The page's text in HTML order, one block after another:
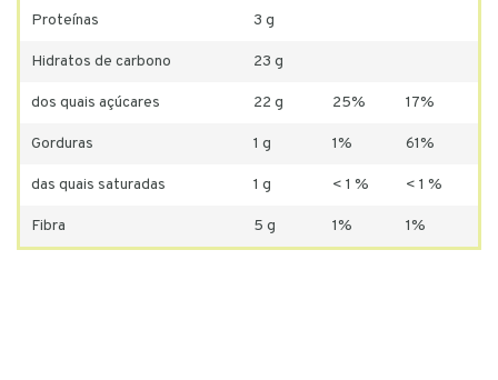
Proteínas 3 g
Hidratos de carbono 23 g
dos quais açúcares 22 g 25% 17%
Gorduras 1 g 1% 61%
das quais saturadas 1 g < 1 % < 1 %
Fibra 5 g 1% 1%